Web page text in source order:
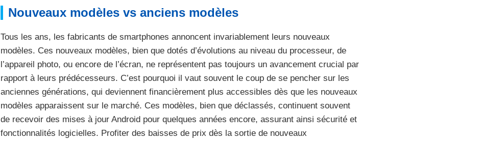
Nouveaux modèles vs anciens modèles
Tous les ans, les fabricants de smartphones annoncent invariablement leurs nouveaux
modèles. Ces nouveaux modèles, bien que dotés d’évolutions au niveau du processeur, de
l’appareil photo, ou encore de l’écran, ne représentent pas toujours un avancement crucial par
rapport à leurs prédécesseurs. C’est pourquoi il vaut souvent le coup de se pencher sur les
anciennes générations, qui deviennent financièrement plus accessibles dès que les nouveaux
modèles apparaissent sur le marché. Ces modèles, bien que déclassés, continuent souvent
de recevoir des mises à jour Android pour quelques années encore, assurant ainsi sécurité et
fonctionnalités logicielles. Profiter des baisses de prix dès la sortie de nouveaux